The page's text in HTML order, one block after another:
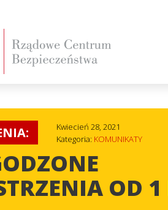
Kwiecień 28, 2021
Kategoria: KOMUNIKATY
OD